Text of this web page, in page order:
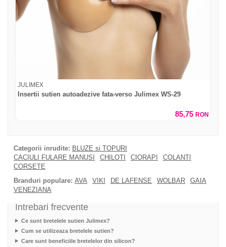
JULIMEX
Insertii sutien autoadezive fata-verso Julimex WS-29
85,75 RON
Categorii inrudite: BLUZE si TOPURI
CACIULI FULARE MANUSI
CHILOTI CIORAPI
COLANTI
CORSETE
Branduri populare: AVA VIKI DE LAFENSE WOLBAR
GAIA
VENEZIANA
Intrebari frecvente
Ce sunt bretelele sutien Julimex?
Cum se utilizeaza bretelele sutien?
Care sunt beneficiile bretelelor din silicon?